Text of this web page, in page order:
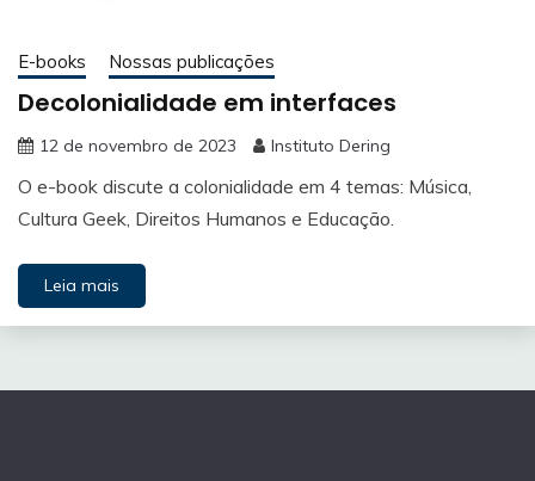
E-books Nossas publicações
Decolonialidade em interfaces
12 de novembro de 2023 Instituto Dering
O e-book discute a colonialidade em 4 temas: Música,
Cultura Geek, Direitos Humanos e Educação.
Leia mais